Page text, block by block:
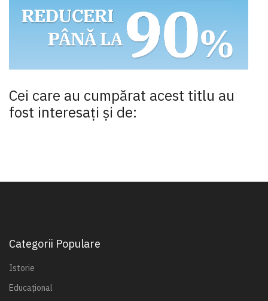
Cei care au cumpărat acest titlu au
fost interesaţi şi de:
Categorii Populare
Istorie
Educațional